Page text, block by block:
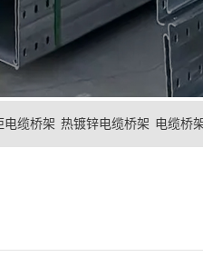
电缆桥架 热镀锌电缆桥架 电缆桥